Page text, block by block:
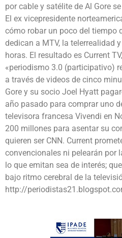
por cable y satélite de Al Gore
El ex vicepresidente
cómo robar un poco del tiempo
dedican a MTV, la telerrealidad
horas. El resultado es Current
«periodismo 3.0 (participativo)
a través de videos de cinco
Gore y su socio Joel Hyatt
año pasado para comprar uno
televisora francesa Vivendi en
200 millones para asentar su
quieren ser CNN. Current
convencionales ni pelearán por
lo que emitan sea de interés;
bajo ritmo cerebral de la
http://